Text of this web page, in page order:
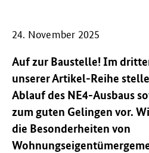
24. November 2025
Auf zur Baustelle! Im
unserer Artikel-Reihe
Ablauf des NE4-Ausbaus
zum guten Gelingen vor.
die Besonderheiten von